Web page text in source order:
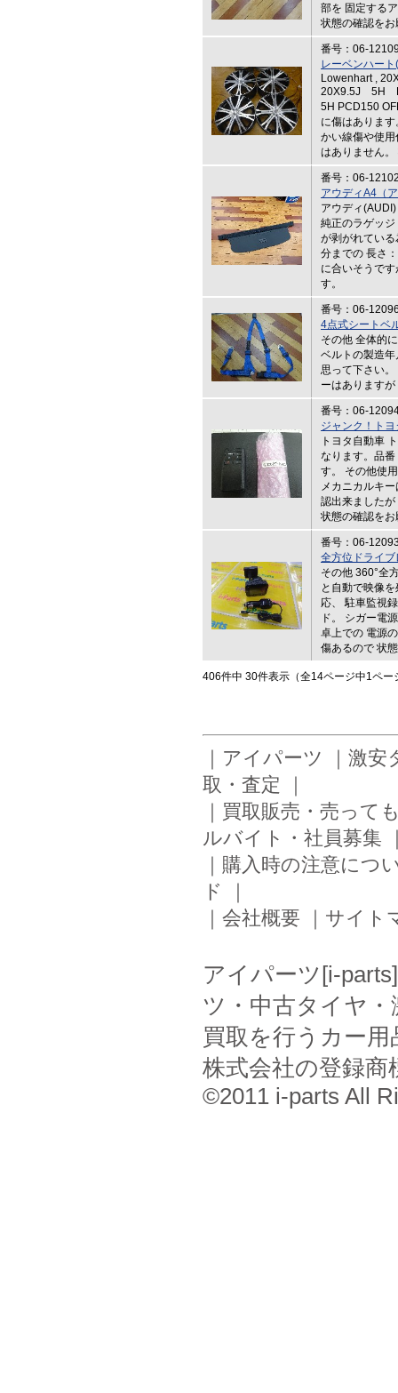
部を 固定する
状態の確認を
番号：06-
レーベンハー
Lowenhart ,
20X9.5J 5H
5H PCD150
に傷はありま
かい線傷や使
はありません
番号：06-
アウディA4（
アウディ
純正のラゲッ
が剥がれてい
分までの 長さ
に合いそうで
す。
番号：06-
4点式シートベ
その他 全体的
ベルトの製造
思って下さい
ーはあります
番号：06-
ジャンク！ト
トヨタ自動車
なります。品
す。 その他使
メカニカルキ
認出来ました
状態の確認を
番号：06-
全方位ドライ
その他 360°全
と自動で映像
応、 駐車監視
ド。 シガー電
卓上での 電源
傷あるので 状
406件中 30件表示（全14ページ中1ペー
｜ アイパーツ ｜ 激安
取・査定 ｜
｜ 買取販売・売って
ルバイト・社員募集
｜ 購入時の注意につ
ド
｜
｜ 会社概要 ｜ サイト
アイパーツ[i-
ツ・中古タイヤ
買取を行うカー
株式会社の登録商
©2011 i-parts All